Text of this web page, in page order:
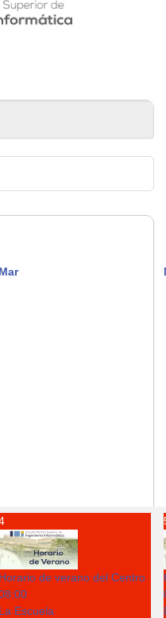
Mar
Horario de verano del Centro
La Escuela